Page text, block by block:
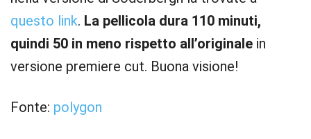
questo link. La pellicola dura 110 minuti,
quindi 50 in meno rispetto all’originale in
versione premiere cut. Buona visione!
Fonte: polygon